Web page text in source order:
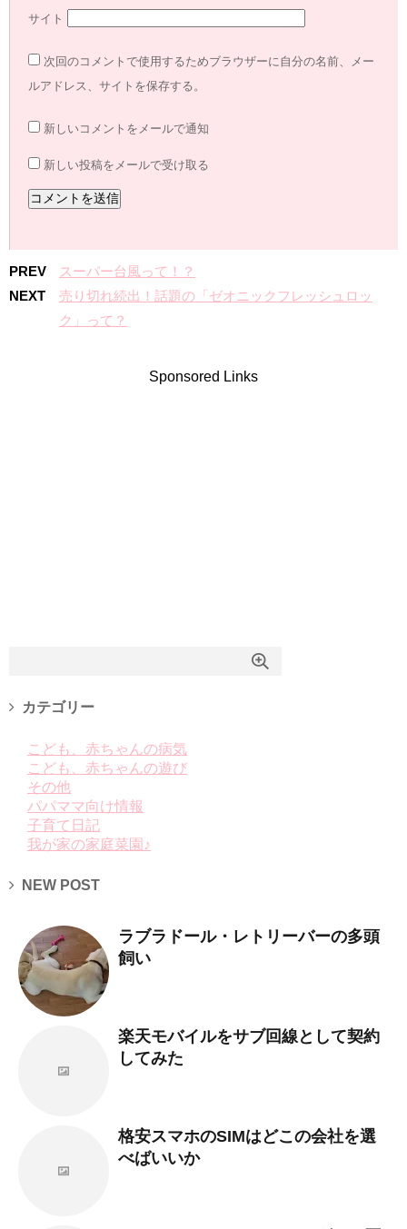
サイト
次回のコメントで使用するためブラウザーに自分の名前、メー
ルアドレス、サイトを保存する。
新しいコメントをメールで通知
新しい投稿をメールで受け取る
PREV
スーパー台風って！？
NEXT
売り切れ続出！話題の「ゼオニックフレッシュロッ
ク」って？
Sponsored Links
カテゴリー
こども、赤ちゃんの病気
こども、赤ちゃんの遊び
その他
パパママ向け情報
子育て日記
我が家の家庭菜園♪
NEW POST
ラブラドール・レトリーバーの多頭
飼い
楽天モバイルをサブ回線として契約
してみた
格安スマホのSIMはどこの会社を選
べばいいか